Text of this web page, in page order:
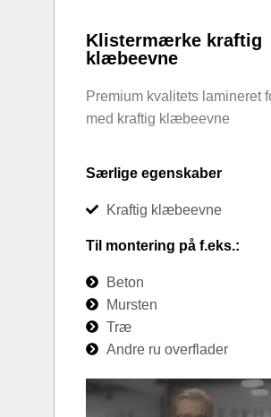
Klistermærke kraftig
klæbeevne
Premium kvalitets lamineret
med kraftig klæbeevne
Særlige egenskaber
Kraftig klæbeevne
Til montering på f.eks.:
Beton
Mursten
Træ
Andre ru overflader